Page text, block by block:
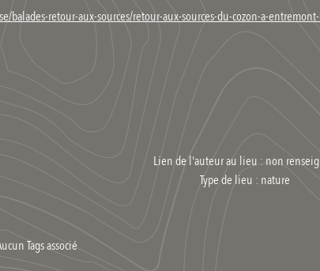
balades-retour-aux-sources/retour-aux-sources-du-cozon-a-
Lien de l'auteur au lieu : non
Type de lieu : nature
Tags associé